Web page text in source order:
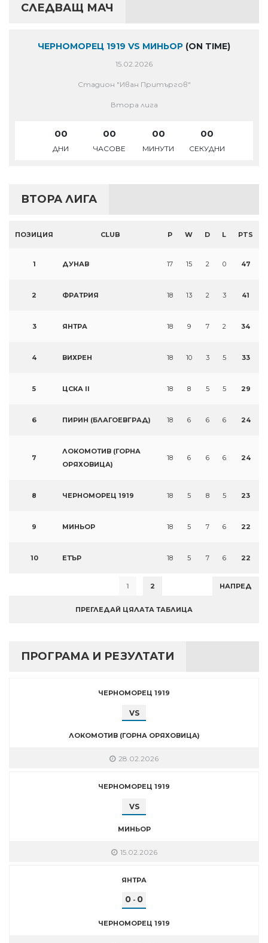
СЛЕДВАЩ МАЧ
ЧЕРНОМОРЕЦ 1919 VS МИНЬОР (ON TIME)
15.02.2026
Стадион "Иван Притъргов"
Втора лига
00
ДНИ
00
ЧАСОВЕ
00
МИНУТИ
00
СЕКУДНИ
ВТОРА ЛИГА
ПОЗИЦИЯ CLUB P W D L PTS
1 ДУНАВ 17 15 2 0 47
2 ФРАТРИЯ 18 13 2 3 41
3 ЯНТРА 18 9 7 2 34
4 ВИХРЕН 18 10 3 5 33
5 ЦСКА II 18 8 5 5 29
6 ПИРИН (БЛАГОЕВГРАД) 18 6 6 6 24
7
ЛОКОМОТИВ (ГОРНА
ОРЯХОВИЦА)
18 6 6 6 24
8 ЧЕРНОМОРЕЦ 1919 18 5 8 5 23
9 МИНЬОР 18 5 7 6 22
10 ЕТЪР 18 5 7 6 22
1 2 НАПРЕД
ПРЕГЛЕДАЙ ЦЯЛАТА ТАБЛИЦА
ПРОГРАМА И РЕЗУЛТАТИ
ЧЕРНОМОРЕЦ 1919
VS
ЛОКОМОТИВ (ГОРНА ОРЯХОВИЦА)
28.02.2026
ЧЕРНОМОРЕЦ 1919
VS
МИНЬОР
15.02.2026
ЯНТРА
0 - 0
ЧЕРНОМОРЕЦ 1919